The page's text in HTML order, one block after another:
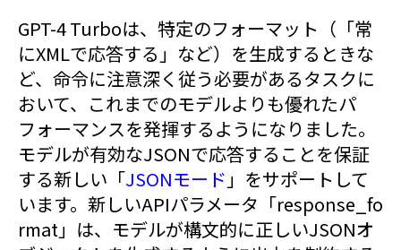
GPT-4 Turboは、特定のフォーマット（「常
にXMLで応答する」など）を生成するときな
ど、命令に注意深く従う必要があるタスクに
おいて、これまでのモデルよりも優れたパ
フォーマンスを発揮するようになりました。
モデルが有効なJSONで応答することを保証
する新しい「JSONモード 」をサポートして
います。新しいAPIパラメータ「response_fo
rmat」は、モデルが構文的に正しいJSONオ